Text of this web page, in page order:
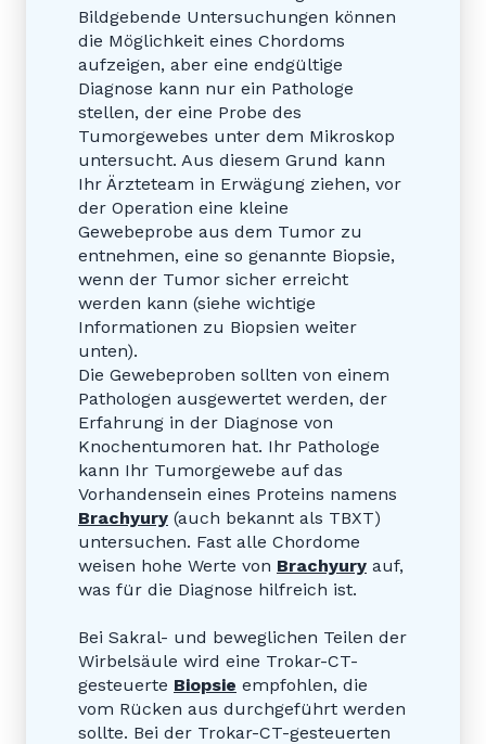
Bildgebende Untersuchungen können
die Möglichkeit eines Chordoms
aufzeigen, aber eine endgültige
Diagnose kann nur ein Pathologe
stellen, der eine Probe des
Tumorgewebes unter dem Mikroskop
untersucht. Aus diesem Grund kann
Ihr Ärzteteam in Erwägung ziehen, vor
der Operation eine kleine
Gewebeprobe aus dem Tumor zu
entnehmen, eine so genannte Biopsie,
wenn der Tumor sicher erreicht
werden kann (siehe wichtige
Informationen zu Biopsien weiter
unten).
Die Gewebeproben sollten von einem
Pathologen ausgewertet werden, der
Erfahrung in der Diagnose von
Knochentumoren hat. Ihr Pathologe
kann Ihr Tumorgewebe auf das
Vorhandensein eines Proteins namens
Brachyury (auch bekannt als TBXT)
untersuchen. Fast alle Chordome
weisen hohe Werte von Brachyury auf,
was für die Diagnose hilfreich ist.
Bei Sakral- und beweglichen Teilen der
Wirbelsäule wird eine Trokar-CT-
gesteuerte Biopsie empfohlen, die
vom Rücken aus durchgeführt werden
sollte. Bei der Trokar-CT-gesteuerten